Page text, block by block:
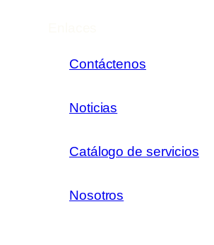
Contáctenos
Noticias
Catálogo de servicios
Nosotros